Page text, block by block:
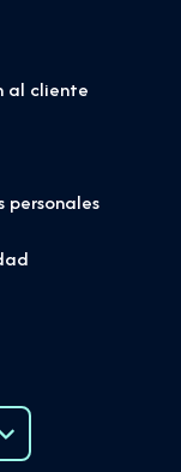
al cliente